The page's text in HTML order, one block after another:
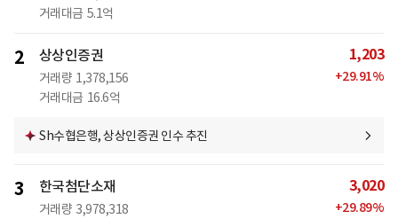
거래대금 5.1억
2 상상인증권
거래량 1,378,156
거래대금 16.6억
1,203
+29.91%
Sh수협은행, 상상인증권 인수 추진
3 한국첨단소재
거래량 3,978,318
3,020
+29.89%